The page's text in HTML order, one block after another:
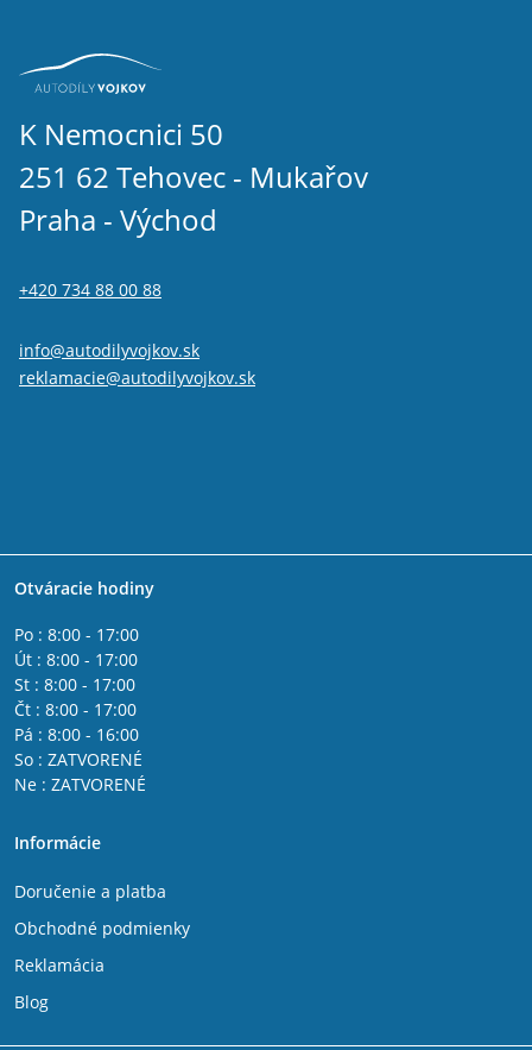
K Nemocnici 50
251 62 Tehovec - Mukařov
Praha - Východ
+420 734 88 00 88
info@autodilyvojkov.sk
reklamacie@autodilyvojkov.sk
Otváracie hodiny
Po : 8:00 - 17:00
Út : 8:00 - 17:00
St : 8:00 - 17:00
Čt : 8:00 - 17:00
Pá : 8:00 - 16:00
So : ZATVORENÉ
Ne : ZATVORENÉ
Informácie
Doručenie a platba
Obchodné podmienky
Reklamácia
Blog